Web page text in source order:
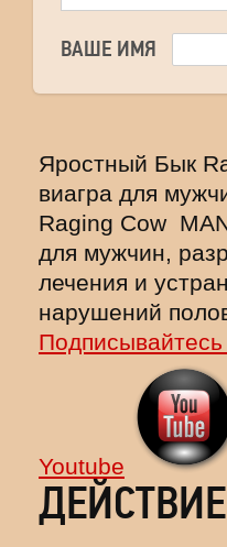
ВАШЕ ИМЯ
Яростный Бык
виагра для
Raging Cow
для мужчин,
лечения и
нарушений
Youtube